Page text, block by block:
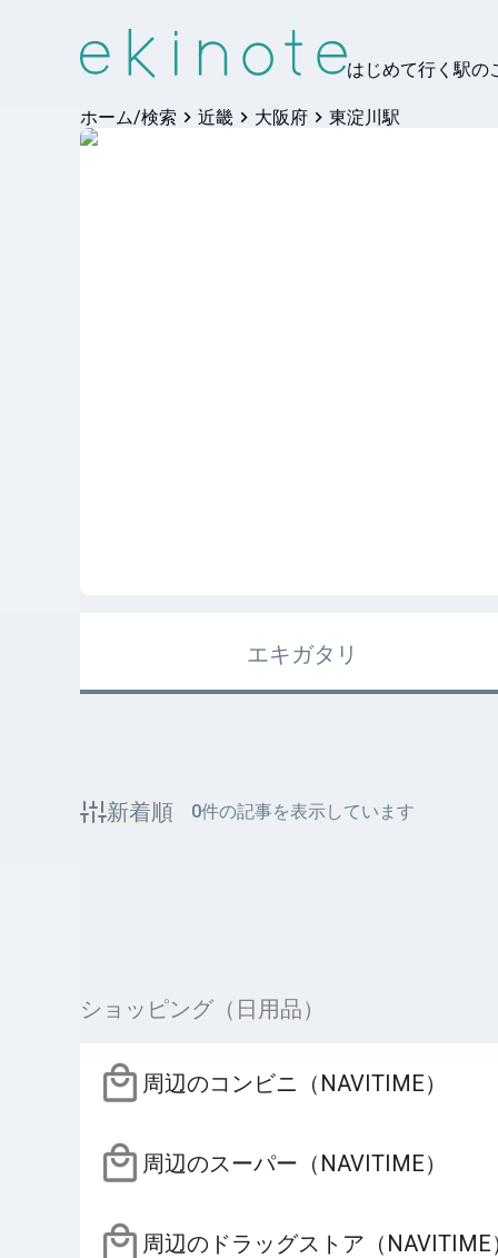
はじめて行く駅の
ホーム/検索 近畿 大阪府 東淀川駅
エキガタリ
新着順 0件の記事を表示しています
ショッピング（日用品）
周辺のコンビニ（NAVITIME）
周辺のスーパー（NAVITIME）
周辺のドラッグストア（NAVITIME